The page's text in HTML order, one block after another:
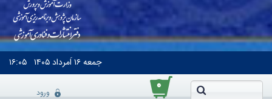
جمعه۱۶ اَمرداد ۱۴۰۵ ۱۶:۰۵
۰
ورود